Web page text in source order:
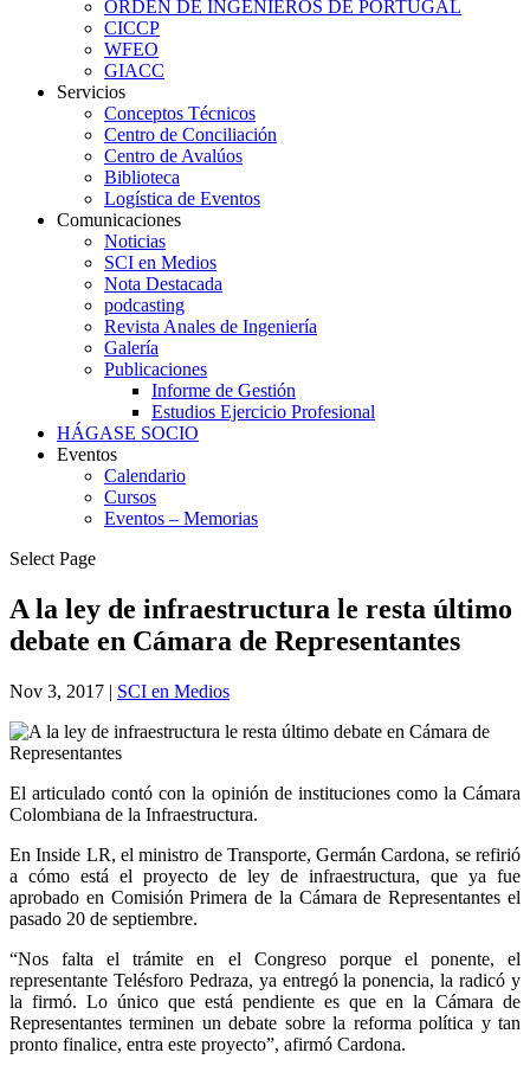
ORDEN DE INGENIEROS DE PORTUGAL
CICCP
WFEO
GIACC
Servicios
Conceptos Técnicos
Centro de Conciliación
Centro de Avalúos
Biblioteca
Logística de Eventos
Comunicaciones
Noticias
SCI en Medios
Nota Destacada
podcasting
Revista Anales de Ingeniería
Galería
Publicaciones
Informe de Gestión
Estudios Ejercicio Profesional
HÁGASE SOCIO
Eventos
Calendario
Cursos
Eventos – Memorias
Select Page
A la ley de infraestructura le resta último
debate en Cámara de Representantes
Nov 3, 2017 | SCI en Medios
El articulado contó con la opinión de instituciones como la Cámara
Colombiana de la Infraestructura.
En Inside LR, el ministro de Transporte, Germán Cardona, se refirió
a cómo está el proyecto de ley de infraestructura, que ya fue
aprobado en Comisión Primera de la Cámara de Representantes el
pasado 20 de septiembre.
“Nos falta el trámite en el Congreso porque el ponente, el
representante Telésforo Pedraza, ya entregó la ponencia, la radicó y
la firmó. Lo único que está pendiente es que en la Cámara de
Representantes terminen un debate sobre la reforma política y tan
pronto finalice, entra este proyecto”, afirmó Cardona.